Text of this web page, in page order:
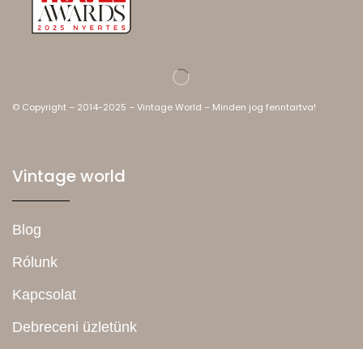
© Copyright – 2014-2025 – Vintage World – Minden jog fenntartva!
Vintage world
Blog
Rólunk
Kapcsolat
Debreceni üzletünk